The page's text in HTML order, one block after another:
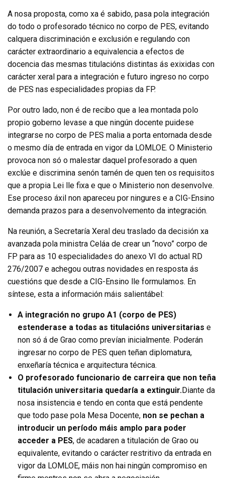
A nosa proposta, como xa é sabido, pasa pola integración
do todo o profesorado técnico no corpo de PES, evitando
calquera discriminación e exclusión e regulando con
carácter extraordinario a equivalencia a efectos de
docencia das mesmas titulacións distintas ás exixidas con
carácter xeral para a integración e futuro ingreso no corpo
de PES nas especialidades propias da FP.
Por outro lado, non é de recibo que a lea montada polo
propio goberno levase a que ningún docente puidese
integrarse no corpo de PES malia a porta entornada desde
o mesmo día de entrada en vigor da LOMLOE. O Ministerio
provoca non só o malestar daquel profesorado a quen
exclúe e discrimina senón tamén de quen ten os requisitos
que a propia Lei lle fixa e que o Ministerio non desenvolve.
Ese proceso áxil non apareceu por ningures e a CIG-Ensino
demanda prazos para a desenvolvemento da integración.
Na reunión, a Secretaría Xeral deu traslado da decisión xa
avanzada pola ministra Celáa de crear un “novo” corpo de
FP para as 10 especialidades do anexo VI do actual RD
276/2007 e achegou outras novidades en resposta ás
cuestións que desde a CIG-Ensino lle formulamos. En
síntese, esta a información máis salientábel:
A integración no grupo A1 (corpo de PES)
estenderase a todas as titulacións universitarias e
non só á de Grao como prevían inicialmente. Poderán
ingresar no corpo de PES quen teñan diplomatura,
enxeñaría técnica e arquitectura técnica.
O profesorado funcionario de carreira que non teña
titulación universitaria quedaría a extinguir.Diante da
nosa insistencia e tendo en conta que está pendente
que todo pase pola Mesa Docente, non se pechan a
introducir un período máis amplo para poder
acceder a PES, de acadaren a titulación de Grao ou
equivalente, evitando o carácter restritivo da entrada en
vigor da LOMLOE, máis non hai ningún compromiso en